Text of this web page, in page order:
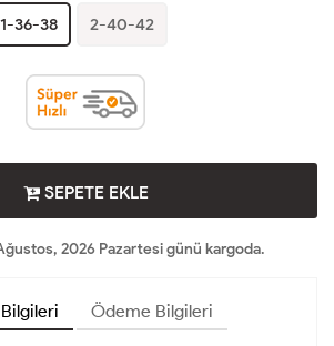
1-36-38 2-40-42
SEPETE EKLE
2026 Pazartesi günü kargoda.
Ödeme Bilgileri